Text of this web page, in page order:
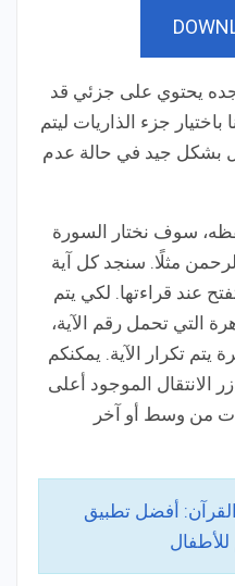
يحتوي على جزئي قد
جزء الذاريات ليتم
بشكل جيد في حالة عدم
سوف نختار السورة
مثلًا. سنجد كل آية
عند قراءتها. لكي يتم
التي تحمل رقم الآية،
تكرار الآية. يمكنكم
الانتقال الموجود أعلى
من وسط أو آخر
أفضل تطبيق
للأطفال